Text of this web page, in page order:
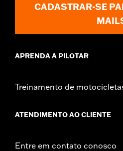
CADASTRAR-SE
APRENDA A PILOTAR
Treinamento de
ATENDIMENTO AO CLIENTE
Entre em contato conosco